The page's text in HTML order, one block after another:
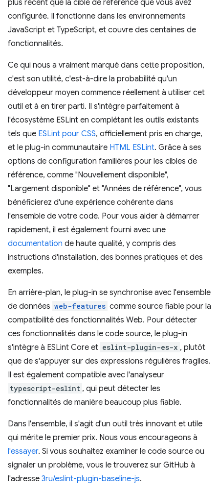
plus récent que la cible de référence que vous avez
configurée. Il fonctionne dans les environnements
JavaScript et TypeScript, et couvre des centaines de
fonctionnalités.
Ce qui nous a vraiment marqué dans cette proposition,
c'est son utilité, c'est-à-dire la probabilité qu'un
développeur moyen commence réellement à utiliser cet
outil et à en tirer parti. Il s'intègre parfaitement à
l'écosystème ESLint en complétant les outils existants
tels que ESLint pour CSS, officiellement pris en charge,
et le plug-in communautaire HTML ESLint. Grâce à ses
options de configuration familières pour les cibles de
référence, comme "Nouvellement disponible",
"Largement disponible" et "Années de référence", vous
bénéficierez d'une expérience cohérente dans
l'ensemble de votre code. Pour vous aider à démarrer
rapidement, il est également fourni avec une
documentation de haute qualité, y compris des
instructions d'installation, des bonnes pratiques et des
exemples.
En arrière-plan, le plug-in se synchronise avec l'ensemble
de données web-features comme source fiable pour la
compatibilité des fonctionnalités Web. Pour détecter
ces fonctionnalités dans le code source, le plug-in
s'intègre à ESLint Core et eslint-plugin-es-x , plutôt
que de s'appuyer sur des expressions régulières fragiles.
Il est également compatible avec l'analyseur
typescript-eslint , qui peut détecter les
fonctionnalités de manière beaucoup plus fiable.
Dans l'ensemble, il s'agit d'un outil très innovant et utile
qui mérite le premier prix. Nous vous encourageons à
l'essayer. Si vous souhaitez examiner le code source ou
signaler un problème, vous le trouverez sur GitHub à
l'adresse 3ru/eslint-plugin-baseline-js.